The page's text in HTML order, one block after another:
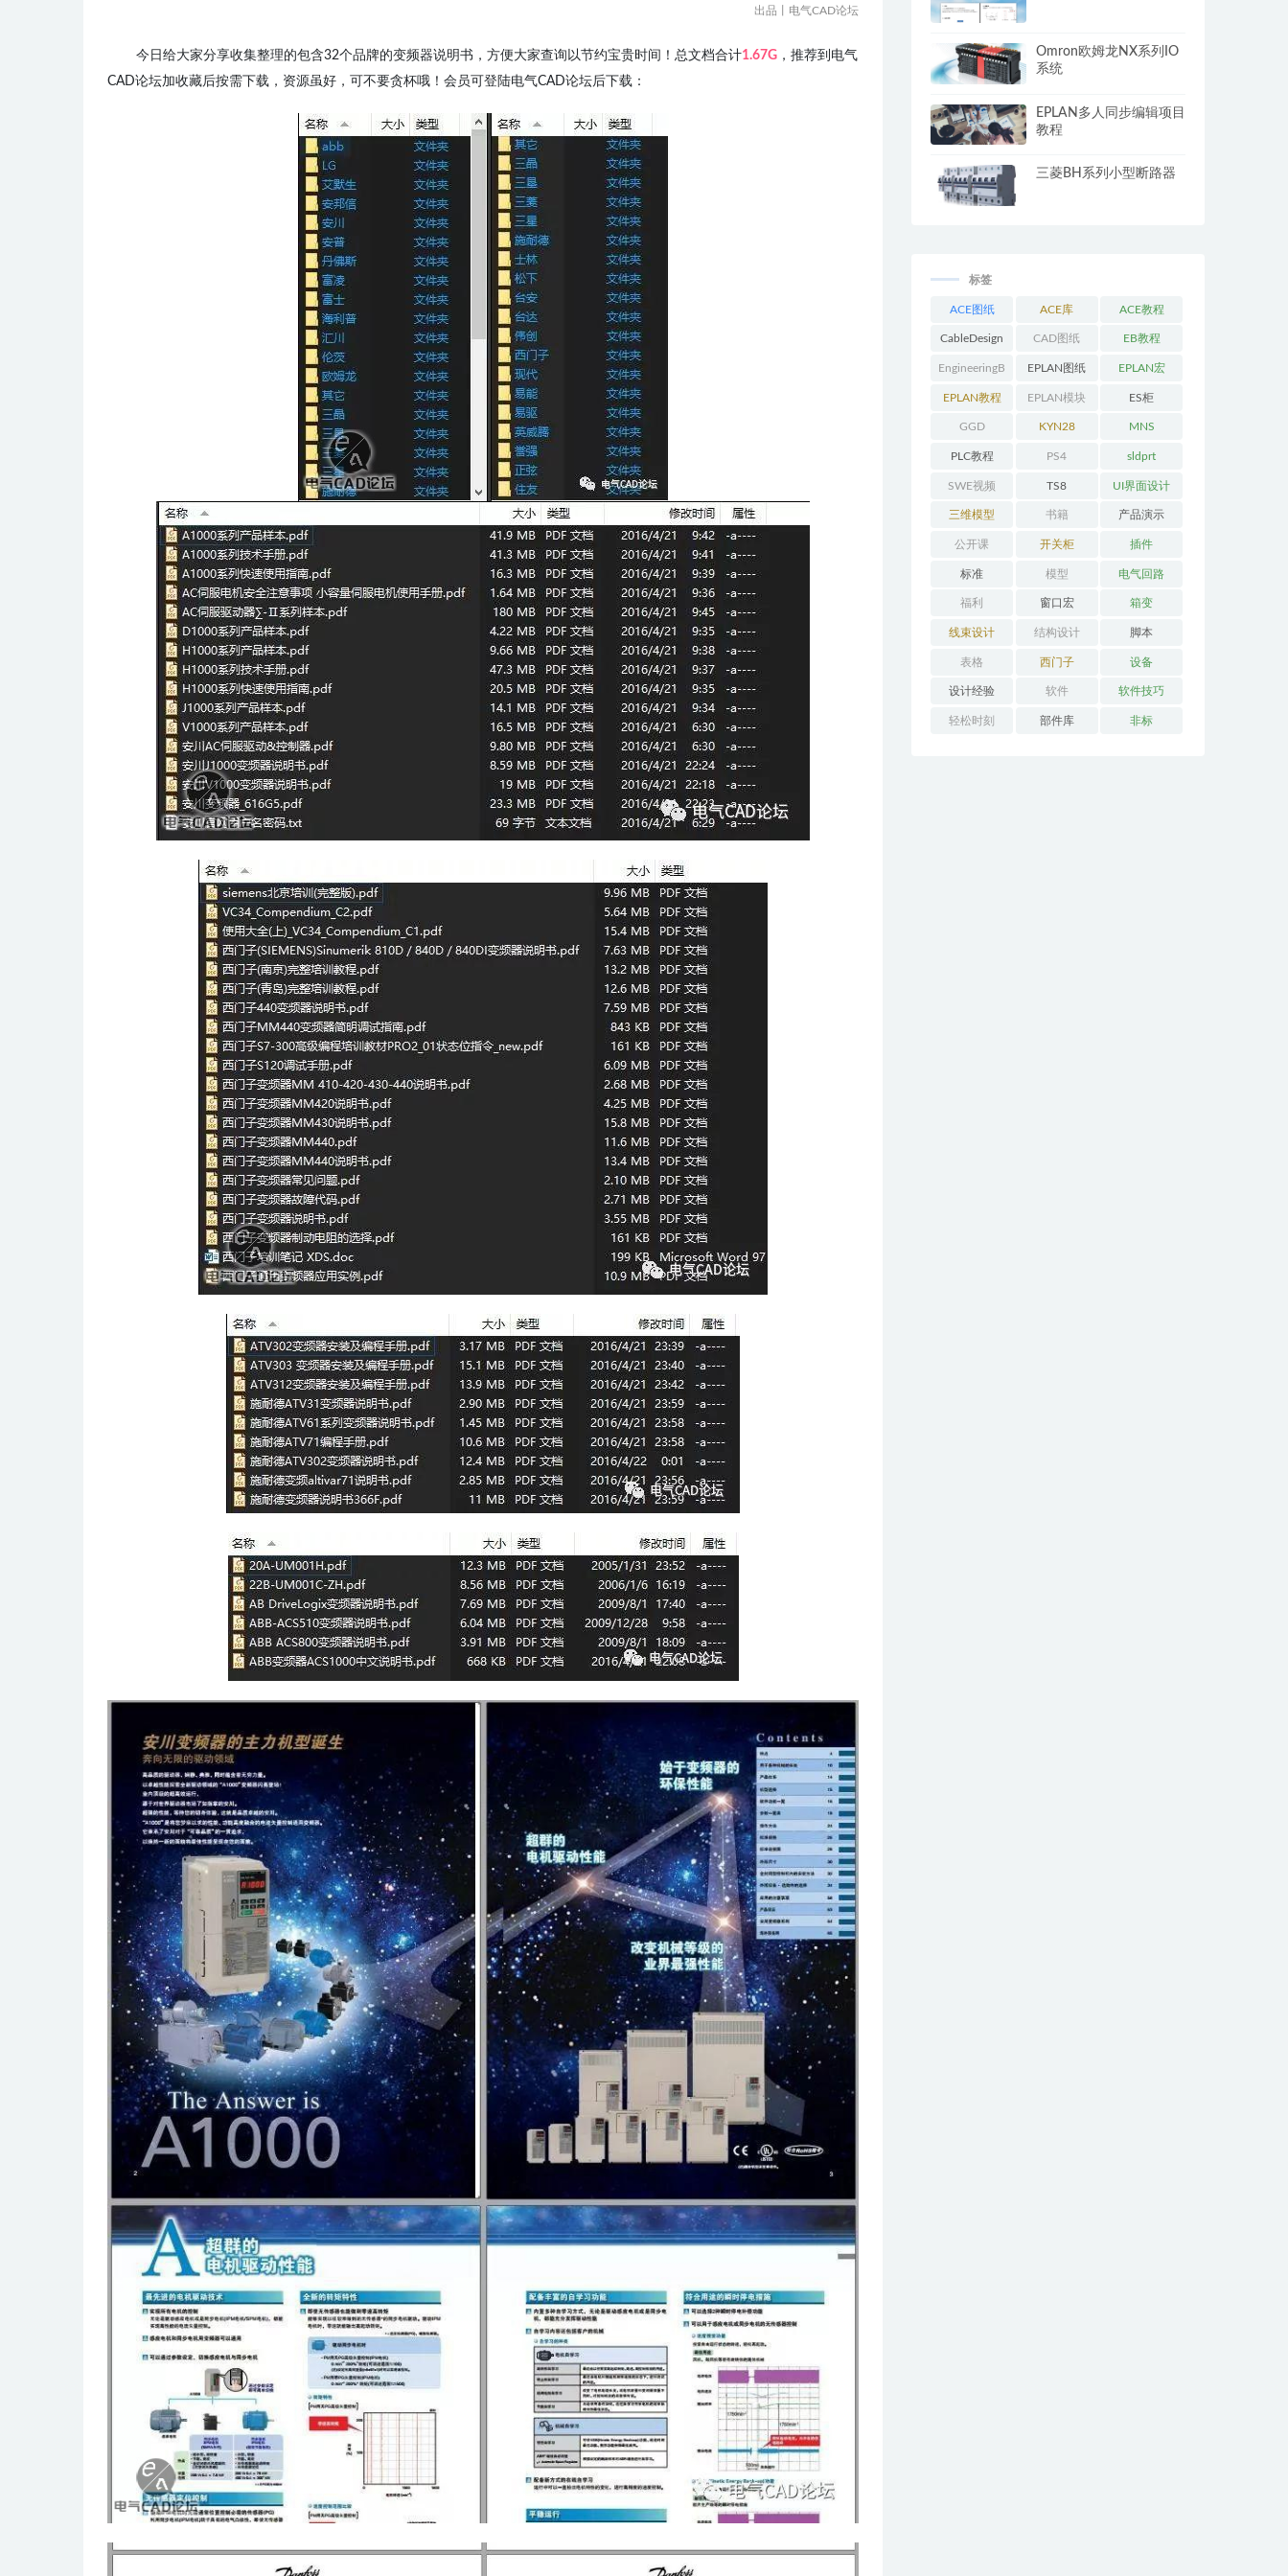
出品丨电气CAD论坛
今日给大家分享收集整理的包含32个品牌的变频器说明书，方便大家查询以节约宝贵时间！总文档合计1.67G ，推荐到电气
CAD论坛加收藏后按需下载，资源虽好，可不要贪杯哦！会员可登陆电气CAD论坛后下载：
Omron欧姆龙NX系列IO
系统
EPLAN多人同步编辑项目
教程
三菱BH系列小型断路器
标签
ACE图纸 ACE库 ACE教程
CableDesign CAD图纸 EB教程
EngineeringB
ase教程
EPLAN图纸 EPLAN宏
EPLAN教程 EPLAN模块 ES柜
GGD KYN28 MNS
PLC教程 PS4 sldprt
SWE视频 TS8 UI界面设计
三维模型 书籍 产品演示
公开课 开关柜 插件
标准 模型 电气回路
福利 窗口宏 箱变
线束设计 结构设计 脚本
表格 西门子 设备
设计经验 软件 软件技巧
轻松时刻 部件库 非标